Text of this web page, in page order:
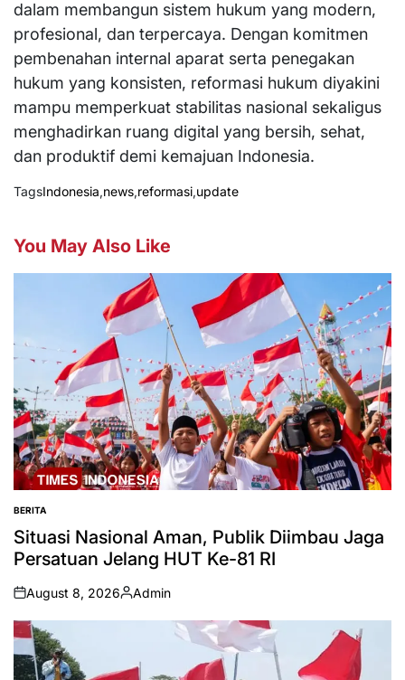
dalam membangun sistem hukum yang modern,
profesional, dan terpercaya. Dengan komitmen
pembenahan internal aparat serta penegakan
hukum yang konsisten, reformasi hukum diyakini
mampu memperkuat stabilitas nasional sekaligus
menghadirkan ruang digital yang bersih, sehat,
dan produktif demi kemajuan Indonesia.
TagsIndonesia,news,reformasi,update
You May Also Like
POSTED
IN
BERITA
Situasi Nasional Aman, Publik Diimbau Jaga
Persatuan Jelang HUT Ke-81 RI
on
August 8, 2026
Posted
by
Admin